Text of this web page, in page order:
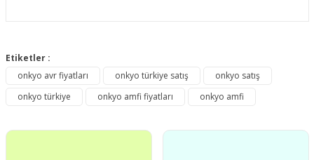
Yorum Yaz
konularda yetersiz gördüğünüz noktaları öneri formunu
Görüş ve önerileriniz için teşekkür ederiz.
Ürün açıklamasında eksik bilgiler bulunuyor.
Etiketler :
onkyo avr fiyatları
onkyo türkiye satış
onkyo satış
onkyo türkiye
onkyo amfi fiyatları onkyo amfi